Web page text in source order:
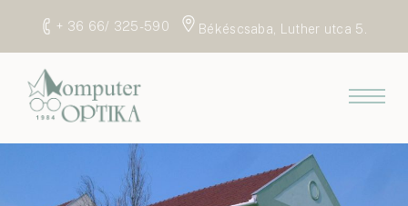
+ 36 66/ 325-590 Békéscsaba, Luther utca 5.
FŐOLDAL
SZOLGÁLTATÁSOK